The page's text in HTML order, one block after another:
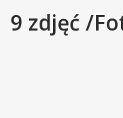
9 zdjęć /